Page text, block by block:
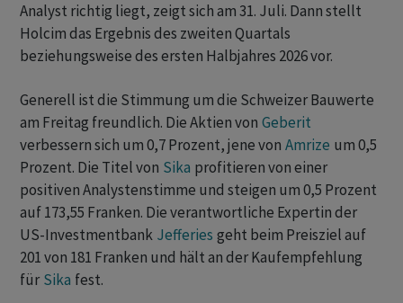
Analyst richtig liegt, zeigt sich am 31. Juli. Dann stellt
Holcim das Ergebnis des zweiten Quartals
beziehungsweise des ersten Halbjahres 2026 vor.
Generell ist die Stimmung um die Schweizer Bauwerte
am Freitag freundlich. Die Aktien von Geberit
verbessern sich um 0,7 Prozent, jene von Amrize um 0,5
Prozent. Die Titel von Sika profitieren von einer
positiven Analystenstimme und steigen um 0,5 Prozent
auf 173,55 Franken. Die verantwortliche Expertin der
US-Investmentbank Jefferies geht beim Preisziel auf
201 von 181 Franken und hält an der Kaufempfehlung
für Sika fest.